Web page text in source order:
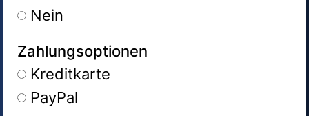
Nein
Zahlungsoptionen
Kreditkarte
PayPal